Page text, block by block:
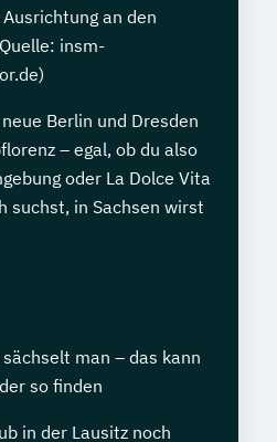
an den
insm-
Berlin und Dresden
– egal, ob du also
oder La Dolce Vita
suchst, in Sachsen wirst
man – das kann
so finden
in der Lausitz noch